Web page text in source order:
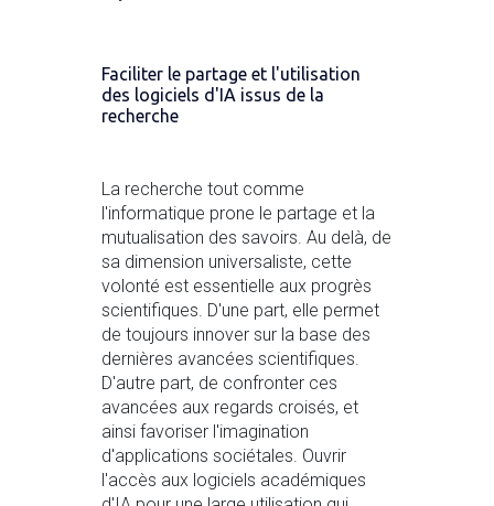
Faciliter le partage et l'utilisation
des logiciels d'IA issus de la
recherche
La recherche tout comme
l'informatique prone le partage et la
mutualisation des savoirs. Au delà, de
sa dimension universaliste, cette
volonté est essentielle aux progrès
scientifiques. D'une part, elle permet
de toujours innover sur la base des
dernières avancées scientifiques.
D'autre part, de confronter ces
avancées aux regards croisés, et
ainsi favoriser l'imagination
d'applications sociétales. Ouvrir
l'accès aux logiciels académiques